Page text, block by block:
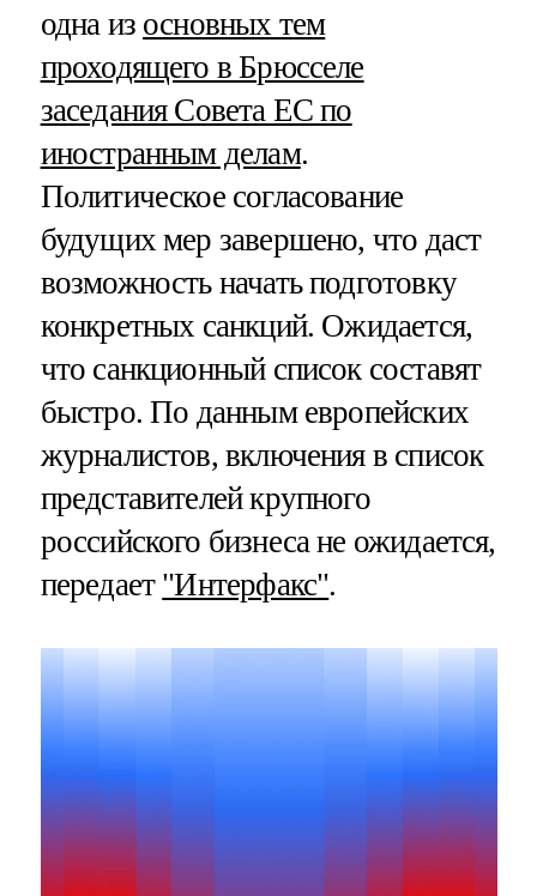
одна из основных тем
проходящего в Брюсселе
заседания Совета ЕС по
иностранным делам.
Политическое согласование
будущих мер завершено, что даст
возможность начать подготовку
конкретных санкций. Ожидается,
что санкционный список составят
быстро. По данным европейских
журналистов, включения в список
представителей крупного
российского бизнеса не ожидается,
передает "Интерфакс".